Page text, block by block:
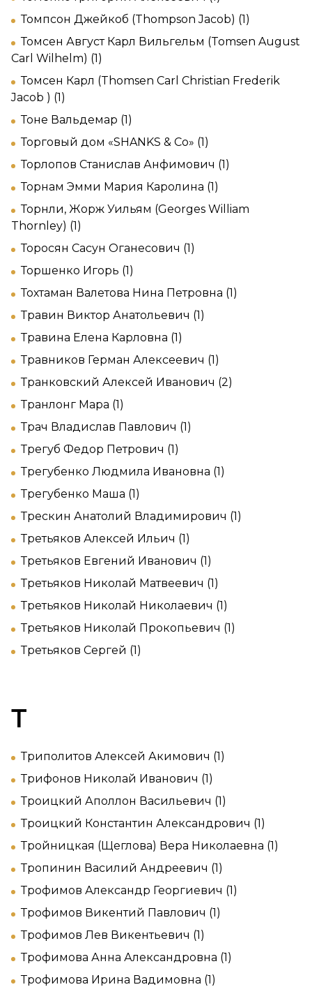
Томпсон Джейкоб (Thompson Jacob) (1)
Томсен Август Карл Вильгельм (Tomsen August
Carl Wilhelm) (1)
Томсен Карл (Thomsen Carl Christian Frederik
Jacob ) (1)
Тоне Вальдемар (1)
Торговый дом «SHANKS & Co» (1)
Торлопов Станислав Анфимович (1)
Торнам Эмми Мария Каролина (1)
Торнли, Жорж Уильям (Georges William
Thornley) (1)
Торосян Сасун Оганесович (1)
Торшенко Игорь (1)
Тохтаман Валетова Нина Петровна (1)
Травин Виктор Анатольевич (1)
Травина Елена Карловна (1)
Травников Герман Алексеевич (1)
Транковский Алексей Иванович (2)
Транлонг Мара (1)
Трач Владислав Павлович (1)
Трегуб Федор Петрович (1)
Трегубенко Людмила Ивановна (1)
Трегубенко Маша (1)
Трескин Анатолий Владимирович (1)
Третьяков Алексей Ильич (1)
Третьяков Евгений Иванович (1)
Третьяков Николай Матвеевич (1)
Третьяков Николай Николаевич (1)
Третьяков Николай Прокопьевич (1)
Третьяков Сергей (1)
Т
Триполитов Алексей Акимович (1)
Трифонов Николай Иванович (1)
Троицкий Аполлон Васильевич (1)
Троицкий Константин Александрович (1)
Тройницкая (Щеглова) Вера Николаевна (1)
Тропинин Василий Андреевич (1)
Трофимов Александр Георгиевич (1)
Трофимов Викентий Павлович (1)
Трофимов Лев Викентьевич (1)
Трофимова Анна Александровна (1)
Трофимова Ирина Вадимовна (1)